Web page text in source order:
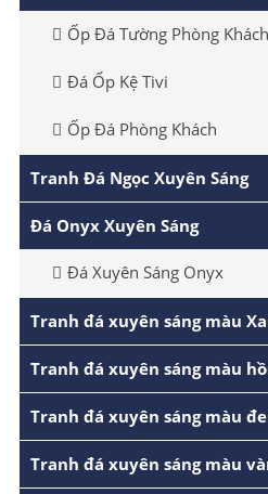
Ốp Đá Tường Phòng Khách
Đá Ốp Kệ Tivi
Ốp Đá Phòng Khách
Tranh Đá Ngọc Xuyên Sáng
Đá Onyx Xuyên Sáng
Đá Xuyên Sáng Onyx
Tranh đá xuyên sáng màu
Tranh đá xuyên sáng màu
Tranh đá xuyên sáng màu
Tranh đá xuyên sáng màu